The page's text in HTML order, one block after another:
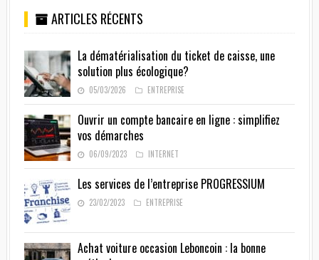
ARTICLES RÉCENTS
La dématérialisation du ticket de caisse, une
solution plus écologique?
05/03/2026 ENTREPRISE
Ouvrir un compte bancaire en ligne : simplifiez
vos démarches
06/09/2023 INTERNET
Les services de l’entreprise PROGRESSIUM
23/02/2023 ENTREPRISE
Achat voiture occasion Leboncoin : la bonne